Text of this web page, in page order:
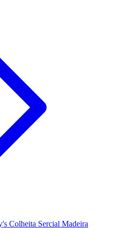
Colheita Sercial Madeira